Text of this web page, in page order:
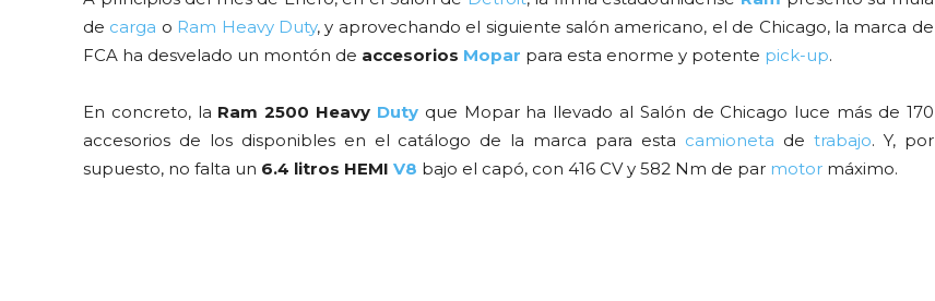
de carga o Ram Heavy Duty, y aprovechando el siguiente salón americano, el de Chicago, la marca de
FCA ha desvelado un montón de accesorios Mopar para esta enorme y potente pick-up.
En concreto, la Ram 2500 Heavy Dutyque Mopar ha llevado al Salón de Chicago luce más de 170
accesorios de los disponibles en el catálogo de la marca para esta camioneta de trabajo. Y, por
supuesto, no falta un 6.4 litros HEMI V8 bajo el capó, con 416 CV y 582 Nm de par motor máximo.